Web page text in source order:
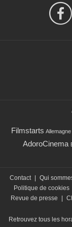
Filmstarts Allemagne
AdoroCinema
Contact Qui
Politique de cookies
Revue de presse
Retrouvez tous les